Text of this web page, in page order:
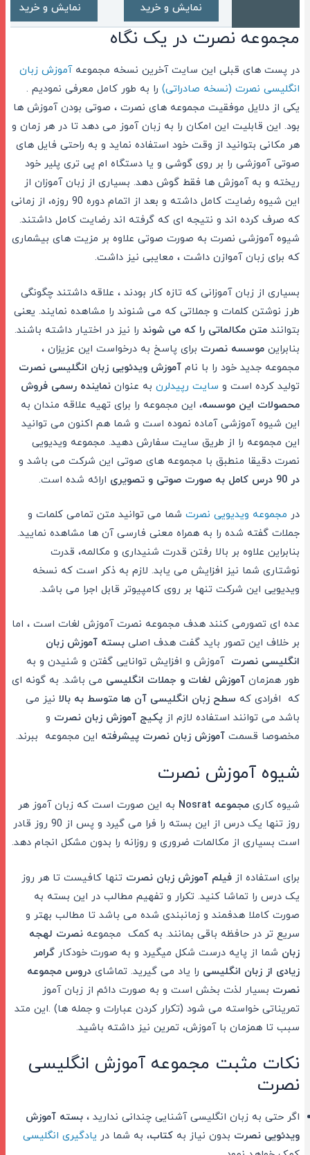
نمایش و خرید نمایش و خرید
مجموعه نصرت در یک نگاه
در پست های قبلی این سایت آخرین نسخه مجموعه آموزش زبان
انگلیسی نصرت (نسخه صادراتی)را به طور کامل معرفی نمودیم .
یکی از دلایل موفقیت مجموعه های نصرت ، صوتی بودن آموزش ها
بود. این قابلیت این امکان را به زبان آموز می دهد تا در هر زمان و
هر مکانی بتوانید از وقت خود استفاده نماید و به راحتی فایل های
صوتی آموزشی را بر روی گوشی و یا دستگاه ام پی تری پلیر خود
ریخته و به آموزش ها فقط گوش دهد. بسیاری از زبان آموزان از
این شیوه رضایت کامل داشته و بعد از اتمام دوره 90 روزه، از زمانی
که صرف کرده اند و نتیجه ای که گرفته اند رضایت کامل داشتند.
شیوه آموزشی نصرت به صورت صوتی علاوه بر مزیت های بیشماری
که برای زبان آموازن داشت ، معایبی نیز داشت.
بسیاری از زبان آموزانی که تازه کار بودند ، علاقه داشتند چگونگی
طرز نوشتن کلمات و جملاتی که می شنوند را مشاهده نمایند. یعنی
بتوانند متن مکالماتی را که می شوند را نیز در اختیار داشته باشند.
بنابراین موسسه نصرتبرای پاسخ به درخواست این عزیزان ،
مجموعه جدید خود را با نام آموزش ویدئویی زبان انگلیسی نصرت
تولید کرده است و سایت رپیدلرنبه عنوان نماینده رسمی فروش
محصولات این موسسه، این مجموعه را برای تهیه علاقه مندان به
این شیوه آموزشی آماده نموده است و شما هم اکنون می توانید
این مجموعه را از طریق سایت سفارش دهید. مجموعه ویدیویی
نصرت دقیقا منطبق با مجموعه های صوتی این شرکت می باشد و
در 90 درس کامل به صورت صوتی و تصویری
ارائه شده است.
در مجموعه ویدیویی نصرتشما می توانید متن تمامی کلمات و
جملات گفته شده را به همراه معنی فارسی آن ها مشاهده نمایید.
بنابراین علاوه بر بالا رفتن قدرت شنیداری و مکالمه، قدرت
نوشتاری شما نیز افزایش می یابد. لازم به ذکر است که نسخه
ویدیویی این شرکت تنها بر روی کامپیوتر قابل اجرا می باشد.
عده ای تصورمی کنند هدف مجموعه نصرت آموزش لغات است ، اما
بر خلاف این تصور باید گفت هدف اصلیبسته آموزش زبان
انگلیسی نصرتآموزش و افزایش توانایی گفتن و شنیدن و به
طور همزمان آموزش لغات و جملات انگلیسیمی باشد. به گونه ای
که افرادی کهسطح زبان انگلیسی آن ها متوسط به بالانیز می
باشد می توانند استفاده لازم از پکیج آموزش زبان نصرتو
مخصوصا قسمت آموزش زبان نصرت پیشرفتهاین مجموعه ببرند.
شیوه آموزش نصرت
شیوه کاری مجموعه Nosrat
به این صورت است که زبان آموز هر
روز تنها یک درس از این بسته را فرا می گیرد و پس از 90 روز قادر
است بسیاری از مکالمات ضروری و روزانه را بدون مشکل انجام دهد.
برای استفاده ازفیلم آموزش زبان نصرت تنها کافیست تا هر روز
یک درس را تماشا کنید. تکرار و تفهیم مطالب در این بسته به
صورت کاملا هدفمند و زمانبندی شده می باشد تا مطالب بهتر و
سریع تر در حافظه باقی بمانند. به کمک مجموعه نصرت لهجه
زبانشما از پایه درست شکل میگیرد و به صورت خودکار گرامر
زیادی از زبان انگلیسیرا یاد می گیرید. تماشای دروس مجموعه
نصرتبسیار لذت بخش است و به صورت دائم از زبان آموز
تمریناتی خواسته می شود (تکرار کردن عبارات و جمله ها) .این متد
سبب تا همزمان با آموزش، تمرین نیز داشته باشید.
نکات مثبت مجموعه آموزش انگلیسی
نصرت
اگر حتی به زبان انگلیسی آشنایی چندانی ندارید ،بسته آموزش
ویدئویی نصرت بدون نیاز به کتاب، به شما در یادگیری انگلیسی